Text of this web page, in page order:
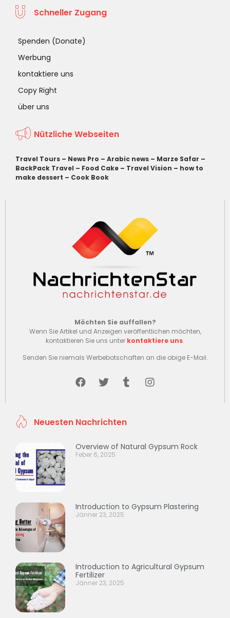
Schneller Zugang
Spenden (Donate)
Werbung
kontaktiere uns
Copy Right
über uns
Nützliche Webseiten
Travel Tours – News Pro – Arabic news – Marze Safar –
BackPack Travel – Food Cake – Travel Vision – how to
make dessert – Cook Book
Möchten Sie auffallen?
Wenn Sie Artikel und Anzeigen veröffentlichen möchten,
kontaktieren Sie uns unter kontaktiere uns.
Senden Sie niemals Werbebotschaften an die obige E-Mail.
Neuesten Nachrichten
Overview of Natural Gypsum Rock
Feber 6, 2025
Introduction to Gypsum Plastering
Jänner 23, 2025
Introduction to Agricultural Gypsum
Fertilizer
Jänner 23, 2025